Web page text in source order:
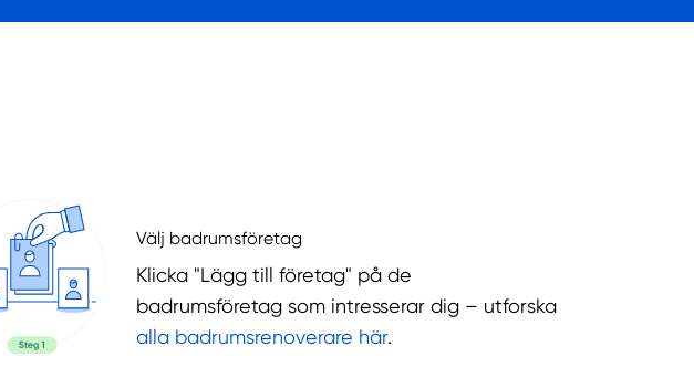
Välj badrumsföretag
Klicka "Lägg till företag" på de
badrumsföretag som intresserar dig – utforska
alla badrumsrenoverare här.